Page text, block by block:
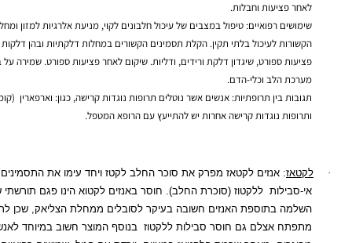
לאחר פציעות וחבלות.
שימושים רפואיים: טיפול במצבים של עיכול חלבונים לקוי, מניעת אלרגיות למזון ומחלות נוספות
הקשורות לעיכול בלתי תקין. הקלת תסמינים הקשורים במחלות דלקתיות ובהן דלקות ראומטיות,
פציעות ספורט, שיגדון דלקת ורידים, ודליות. שיקום לאחר פציעות ספורט. שמירה על בריאות
מערכת הלב וכלי-הדם.
תגובות בין תרופתיות: אנשים אשר נוטלים תרופות נוגדות קרישה, כגון: וארפארין
(קומודין)
ותרופות נוגדות קרישה אחרות יש להתייעץ עם הרופא המטפל.
: אנזים לקטאז מפרק את סוכר החלב לקטז ויחד עימו את התסמינים של
אי-סבילות ללקטוז (סוכרת החלב). חוסר באנזים לקטוא הינו פגם תורשתי שבו
השלמה בתוספת האנזים חשובה בעיקר לסובלים ממחלת הצליאק, שכן לרוב
מתפתח אצלם גם חוסר סבילות ללקטוז בנוסף המוצר חשוב במיוחד לאנשים